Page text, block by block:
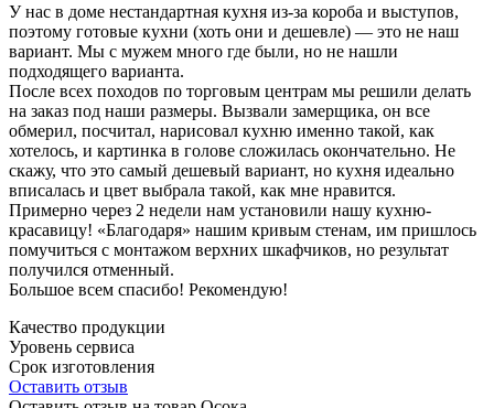
У нас в доме нестандартная кухня из-за короба и выступов,
поэтому готовые кухни (хоть они и дешевле) — это не наш
вариант. Мы с мужем много где были, но не нашли
подходящего варианта.
После всех походов по торговым центрам мы решили делать
на заказ под наши размеры. Вызвали замерщика, он все
обмерил, посчитал, нарисовал кухню именно такой, как
хотелось, и картинка в голове сложилась окончательно. Не
скажу, что это самый дешевый вариант, но кухня идеально
вписалась и цвет выбрала такой, как мне нравится.
Примерно через 2 недели нам установили нашу кухню-
красавицу! «Благодаря» нашим кривым стенам, им пришлось
помучиться с монтажом верхних шкафчиков, но результат
получился отменный.
Большое всем спасибо! Рекомендую!
Качество продукции
Уровень сервиса
Срок изготовления
Оставить отзыв